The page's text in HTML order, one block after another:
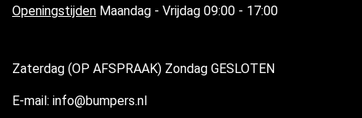
Openingstijden Maandag - Vrijdag 09:00 - 17:00
Zaterdag (OP AFSPRAAK) Zondag GESLOTEN
E-mail: info@bumpers.nl